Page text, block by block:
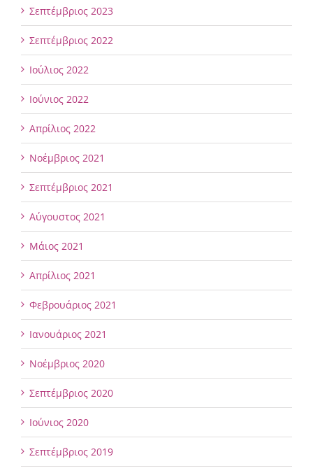
Σεπτέμβριος 2023
Σεπτέμβριος 2022
Ιούλιος 2022
Ιούνιος 2022
Απρίλιος 2022
Νοέμβριος 2021
Σεπτέμβριος 2021
Αύγουστος 2021
Μάιος 2021
Απρίλιος 2021
Φεβρουάριος 2021
Ιανουάριος 2021
Νοέμβριος 2020
Σεπτέμβριος 2020
Ιούνιος 2020
Σεπτέμβριος 2019